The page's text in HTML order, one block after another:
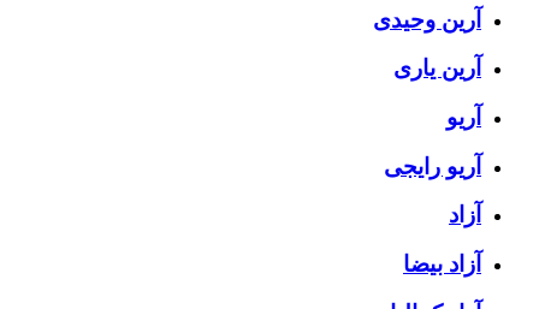
آرین وحیدی
آرین یاری
آریو
آریو رایجی
آزاد
آزاد بیضا